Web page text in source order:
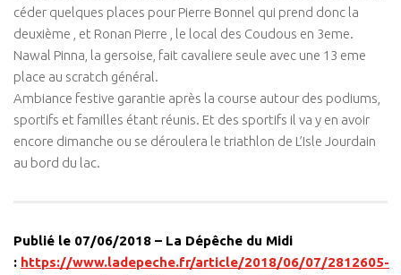
céder quelques places pour Pierre Bonnel qui prend donc la
deuxième , et Ronan Pierre , le local des Coudous en 3eme.
Nawal Pinna, la gersoise, fait cavaliere seule avec une 13 eme
place au scratch général.
Ambiance festive garantie après la course autour des podiums,
sportifs et familles étant réunis. Et des sportifs il va y en avoir
encore dimanche ou se déroulera le triathlon de L’Isle Jourdain
au bord du lac.
Publié le 07/06/2018 – La Dépêche du Midi
: https://www.ladepeche.fr/article/2018/06/07/2812605-